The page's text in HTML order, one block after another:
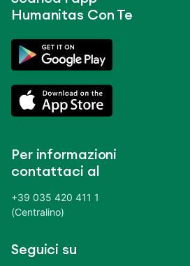
Humanitas Con Te
Per informazioni
contattaci al
+39 035 420 411 1
(Centralino)
Seguici su